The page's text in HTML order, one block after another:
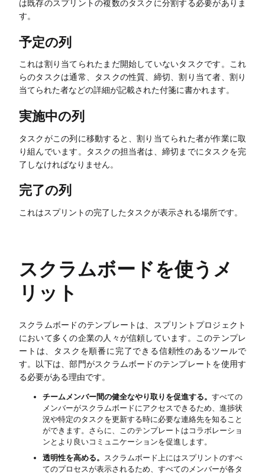
リソース
探索
テンプレート
ダウンロード
リリース
ガイド
ブログ
エンタープライズ
エンタープライズ版
プライベート展開
は既存のスプリントの複数のタスクに分割する必要がありま
す。
予定の列
これは割り当てられたまだ開始していないタスクです。これ
らのタスクは通常、タスクの性質、締切、割り当て者、割り
当てられた者などの詳細が記載された付箋に書かれます。
実施中の列
タスクがこの列に移動すると、割り当てられた者が作業に取
り組んでいます。タスクの担当者は、締切までにタスクを完
了しなければなりません。
完了の列
これはスプリントの完了したタスクが表示される場所です。
スクラムボードを使うメ
リット
スクラムボードのテンプレートは、スプリントプロジェクト
において多くの企業の人々が信頼しています。このテンプレ
ートは、タスクを順番に完了できる信頼性のあるツールで
す。以下は、部門がスクラムボードのテンプレートを使用す
る必要がある理由です。
チームメンバー間の健全なやり取りを促進する。 すべての
メンバーがスクラムボードにアクセスできるため、進捗状
況や特定のタスクを更新する時に必要な連絡先を知ること
ができます。さらに、このテンプレートはコラボレーショ
ンとより良いコミュニケーションを促進します。
透明性を高める。
スクラムボード上にはスプリントのすべ
てのプロセスが表示されるため、すべてのメンバーが各タ